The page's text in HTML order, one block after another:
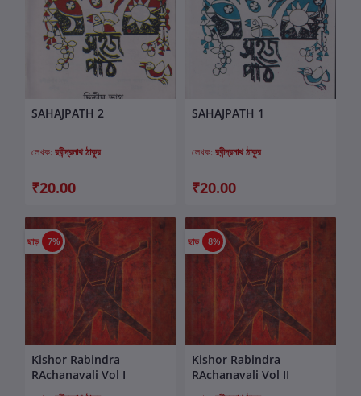
কার্টে যোগ করুন
SAHAJPATH 2
লেখক: রবীন্দ্রনাথ ঠাকুর
₹20.00
কার্টে যোগ করুন
SAHAJPATH 1
লেখক: রবীন্দ্রনাথ ঠাকুর
₹20.00
ছাড় 7%
কার্টে যোগ করুন
Kishor Rabindra
RAchanavali Vol I
ছাড় 8%
কার্টে যোগ করুন
Kishor Rabindra
RAchanavali Vol II